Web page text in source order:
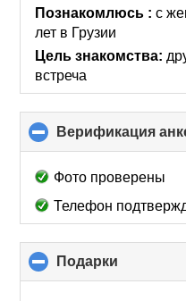
collapse
contents
Познакомлюсь :с
лет в Грузии
Цель знакомства:
встреча
Верификация
Фото проверены
Телефон
Подарки
to